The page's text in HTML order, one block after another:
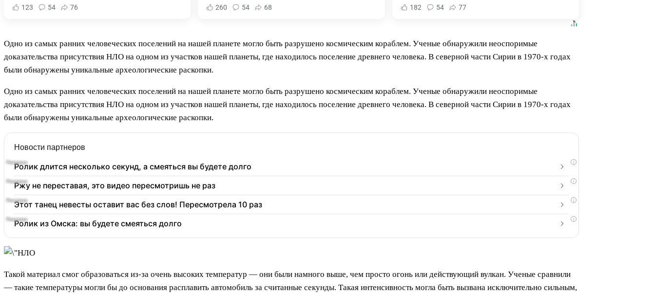
123 54 76 260 54 68 182 54 77
Одно из самых ранних человеческих поселений на нашей планете могло быть разрушено космическим кораблем. Ученые обнаружили неоспоримые
доказательства присутствия НЛО на одном из участков нашей планеты, где находилось поселение древнего человека. В северной части Сирии в 1970-х годах
были обнаружены уникальные археологические раскопки.
Одно из самых ранних человеческих поселений на нашей планете могло быть разрушено космическим кораблем. Ученые обнаружили неоспоримые
доказательства присутствия НЛО на одном из участков нашей планеты, где находилось поселение древнего человека. В северной части Сирии в 1970-х годах
были обнаружены уникальные археологические раскопки.
Новости партнеров
i
Ролик длится несколько секунд, а смеяться вы будете долго
i
Ржу не переставая, это видео пересмотришь не раз
i
Этот танец невесты оставит вас без слов! Пересмотрела 10 раз
i
Ролик из Омска: вы будете смеяться долго
Такой материал смог образоваться из-за очень высоких температур — они были намного выше, чем просто огонь или действующий вулкан. Ученые сравнили
— такие температуры могли бы до основания расплавить автомобиль за считанные секунды. Такая интенсивность могла быть вызвана исключительно сильным,